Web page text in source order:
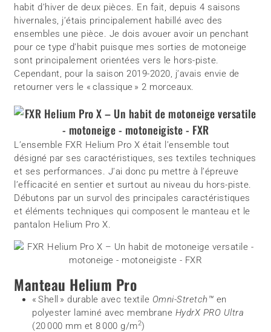
habit d’hiver de deux pièces. En fait, depuis 4 saisons
hivernales, j’étais principalement habillé avec des
ensembles une pièce. Je dois avouer avoir un penchant
pour ce type d’habit puisque mes sorties de motoneige
sont principalement orientées vers le hors-piste.
Cependant, pour la saison 2019-2020, j’avais envie de
retourner vers le « classique » 2 morceaux.
L’ensemble FXR Helium Pro X était l’ensemble tout
désigné par ses caractéristiques, ses textiles techniques
et ses performances. J’ai donc pu mettre à l’épreuve
l’efficacité en sentier et surtout au niveau du hors-piste.
Débutons par un survol des principales caractéristiques
et éléments techniques qui composent le manteau et le
pantalon Helium Pro X.
Manteau Helium Pro
« Shell » durable avec textile Omni-Stretch™ en
polyester laminé avec membrane HydrX PRO Ultra
(20 000 mm et 8 000 g/m2)